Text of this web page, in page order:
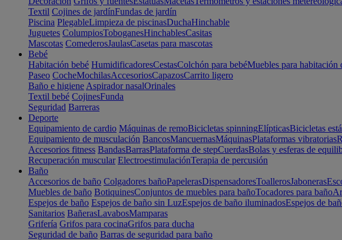
Textil Cojines de jardínFundas de jardín
Piscina PlegableLimpieza de piscinasDuchaHinchable
Juguetes ColumpiosToboganesHinchablesCasitas
Mascotas ComederosJaulasCasetas para mascotas
Bebé
Habitación bebé HumidificadoresCestasColchón para bebéMuebles para habitación
Paseo CocheMochilasAccesoriosCapazosCarrito ligero
Baño e higiene Aspirador nasalOrinales
Textil bebé CojinesFunda
Seguridad Barreras
Deporte
Equipamiento de cardio Máquinas de remoBicicletas spinningElípticasBicicletas
Equipamiento de musculación BancosMancuernasMáquinasPlataformas vibratorias
Accesorios fitness BandasBarrasPlataforma de stepCuerdasBolas y esferas de
Recuperación muscular ElectroestimulaciónTerapia de percusión
Baño
Accesorios de baño Colgadores bañoPapelerasDispensadoresToallerosJaboneras
Muebles de baño BotiquinesConjuntos de muebles para bañoTocadores para baño
Espejos de baño Espejos de baño sin LuzEspejos de baño iluminadosEspejos de
Sanitarios BañerasLavabosMamparas
Grifería Grifos para cocinaGrifos para ducha
Seguridad de baño Barras de seguridad para baño